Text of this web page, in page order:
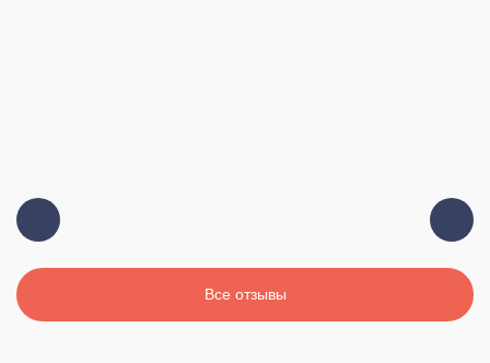
Все отзывы